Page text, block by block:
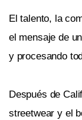
El talento, la
el mensaje de
y procesando
Después de
streetwear y el